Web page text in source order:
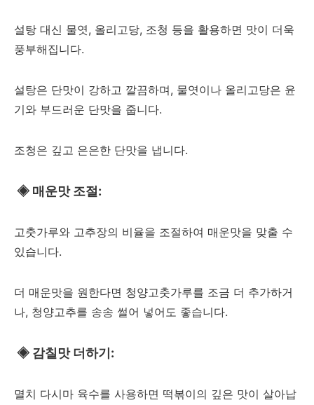
설탕 대신 물엿, 올리고당, 조청 등을 활용하면 맛이 더욱
풍부해집니다.
설탕은 단맛이 강하고 깔끔하며, 물엿이나 올리고당은 윤
기와 부드러운 단맛을 줍니다.
조청은 깊고 은은한 단맛을 냅니다.
◈ 매운맛 조절:
고춧가루와 고추장의 비율을 조절하여 매운맛을 맞출 수
있습니다.
더 매운맛을 원한다면 청양고춧가루를 조금 더 추가하거
나, 청양고추를 송송 썰어 넣어도 좋습니다.
◈ 감칠맛 더하기:
멸치 다시마 육수를 사용하면 떡볶이의 깊은 맛이 살아납